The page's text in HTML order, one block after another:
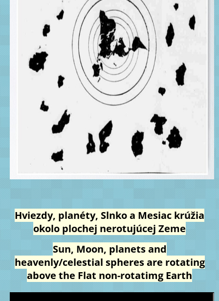
Hviezdy, planéty, Slnko a Mesiac krúžia
okolo plochej nerotujúcej Zeme
Sun, Moon, planets and
heavenly/celestial spheres are rotating
above the Flat non-rotatimg Earth